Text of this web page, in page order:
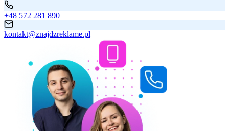
+48 572 281 890
kontakt@znajdzreklame.pl